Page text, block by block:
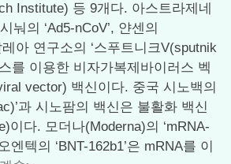
Institute) 등 9개다. 아스트라제네
눠의 ‘Ad5-nCoV’, 얀센의
레아 연구소의 ‘스푸트니크V(sputnik
를 이용한 비자가복제바이러스 벡
vector) 백신이다. 중국 시노백의
과 시노팜의 백신은 불활화 백신
이다. 모더나(Moderna)의 ‘mRNA-
엔텍의 ‘BNT-162b1’은 mRNA를 이